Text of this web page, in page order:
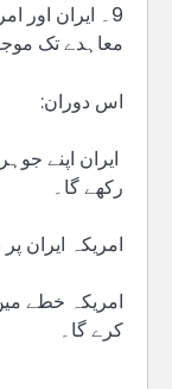
9۔ ایران
معاہدے تک
اس دوران:
ایران اپنے
رکھے گا۔
امریکہ ایران
امریکہ خطے
کرے گا۔